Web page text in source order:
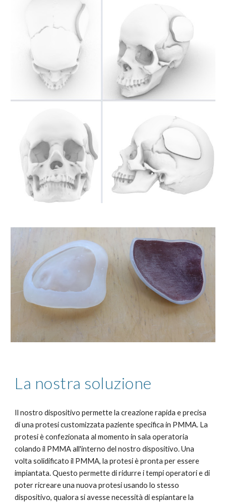
La nostra soluzione
Il nostro dispositivo permette la creazione rapida e precisa
di una protesi customizzata paziente specifica in PMMA. La
protesi è confezionata al momento in sala operatoria
colando il PMMA all'interno del nostro dispositivo. Una
volta solidificato il PMMA, la protesi è pronta per essere
impiantata. Questo permette di ridurre i tempi operatori e di
poter ricreare una nuova protesi usando lo stesso
dispositivo, qualora si avesse necessità di espiantare la